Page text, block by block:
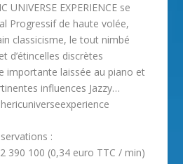
UNIVERSE EXPERIENCE se
Progressif de haute volée,
classicisme, le tout nimbé
d’étincelles discrètes
importante laissée au piano et
influences Jazzy…
:
390 100 (0,34 euro TTC / min)